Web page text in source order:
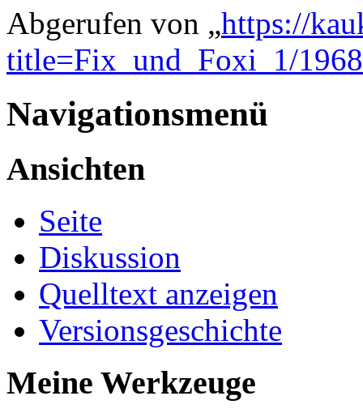
Abgerufen von „https://
title=Fix_und_Foxi_1/1968
Navigationsmenü
Ansichten
Seite
Diskussion
Quelltext anzeigen
Versionsgeschichte
Meine Werkzeuge